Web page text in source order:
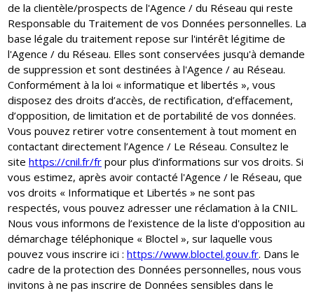
de la clientèle/prospects de l'Agence / du Réseau qui reste
Responsable du Traitement de vos Données personnelles. La
base légale du traitement repose sur l'intérêt légitime de
l'Agence / du Réseau. Elles sont conservées jusqu'à demande
de suppression et sont destinées à l'Agence / au Réseau.
Conformément à la loi « informatique et libertés », vous
disposez des droits d’accès, de rectification, d’effacement,
d’opposition, de limitation et de portabilité de vos données.
Vous pouvez retirer votre consentement à tout moment en
contactant directement l’Agence / Le Réseau. Consultez le
site https://cnil.fr/fr pour plus d’informations sur vos droits. Si
vous estimez, après avoir contacté l'Agence / le Réseau, que
vos droits « Informatique et Libertés » ne sont pas
respectés, vous pouvez adresser une réclamation à la CNIL.
Nous vous informons de l’existence de la liste d'opposition au
démarchage téléphonique « Bloctel », sur laquelle vous
pouvez vous inscrire ici : https://www.bloctel.gouv.fr. Dans le
cadre de la protection des Données personnelles, nous vous
invitons à ne pas inscrire de Données sensibles dans le